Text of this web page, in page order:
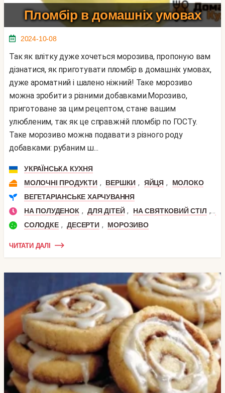
Пломбір в домашніх умовах
2024-10-08
Так як влітку дуже хочеться морозива, пропоную вам
дізнатися, як приготувати пломбір в домашніх умовах,
дуже ароматний і шалено ніжний! Таке морозиво
можна зробити з різними добавками.Морозиво,
приготоване за цим рецептом, стане вашим
улюбленим, так як це справжній пломбір по ГОСТу.
Таке морозиво можна подавати з різного роду
добавками: рубаним ш...
УКРАЇНСЬКА КУХНЯ
МОЛОЧНІ ПРОДУКТИ , ВЕРШКИ , ЯЙЦЯ ,
МОЛОКО
ВЕГЕТАРІАНСЬКЕ ХАРЧУВАННЯ
НА ПОЛУДЕНОК , ДЛЯ ДІТЕЙ , НА СВЯТКОВИЙ СТІЛ ,
СОЛОДКЕ , ДЕСЕРТИ , МОРОЗИВО
ЧИТАТИ ДАЛІ